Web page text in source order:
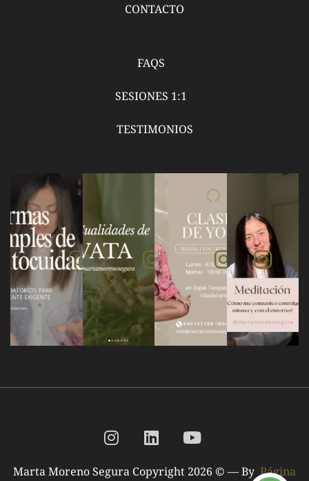
CONTACTO
FAQS
SESIONES 1:1
TESTIMONIOS
Marta Moreno Segura Copyright 2026 © — By Página